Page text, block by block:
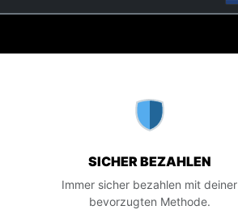
SICHER BEZAHLEN
Immer sicher bezahlen mit deiner
bevorzugten Methode.